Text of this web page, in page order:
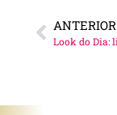
ANTERIOR